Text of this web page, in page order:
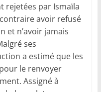
rejetées par Ismaïla
avoir refusé
et n’avoir jamais
ses
a estimé que les
le renvoyer
Assigné à